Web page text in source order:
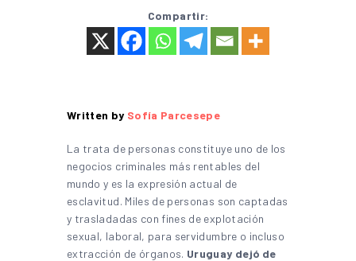
Compartir:
Written by Sofía Parcesepe
La trata de personas constituye uno de los
negocios criminales más rentables del
mundo y es la expresión actual de
esclavitud. Miles de personas son captadas
y trasladadas con fines de explotación
sexual, laboral, para servidumbre o incluso
extracción de órganos. Uruguay dejó de